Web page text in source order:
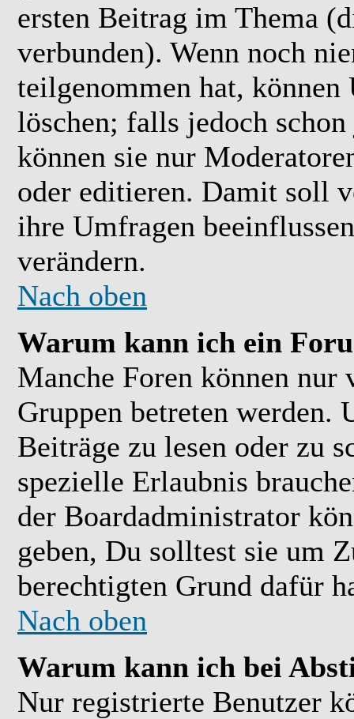
ersten Beitrag im Thema
verbunden). Wenn noch
teilgenommen hat,
löschen; falls jedoch
können sie nur
oder editieren. Damit soll
ihre Umfragen
verändern.
Nach oben
Warum kann ich ein
Manche Foren können nur
Gruppen betreten werden.
Beiträge zu lesen oder zu
spezielle Erlaubnis
der Boardadministrator
geben, Du solltest sie um
berechtigten Grund dafür
Nach oben
Warum kann ich bei
Nur registrierte Benutzer